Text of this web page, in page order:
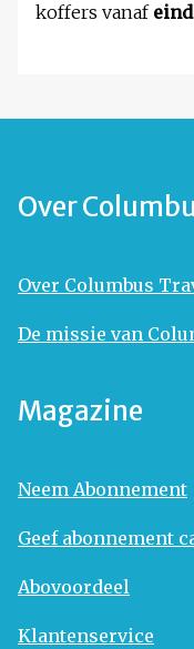
koffers vanaf eind
Over
Over Columbus
De missie van
Magazine
Neem Abonnement
Geef abonnement
Abovoordeel
Klantenservice